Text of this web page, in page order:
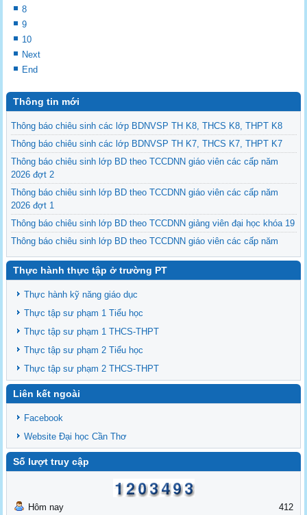
8
9
10
Next
End
Thông tin mới
Thông báo chiêu sinh các lớp BDNVSP TH K8, THCS K8, THPT K8
Thông báo chiêu sinh các lớp BDNVSP TH K7, THCS K7, THPT K7
Thông báo chiêu sinh lớp BD theo TCCDNN giáo viên các cấp năm
2026 đợt 2
Thông báo chiêu sinh lớp BD theo TCCDNN giáo viên các cấp năm
2026 đợt 1
Thông báo chiêu sinh lớp BD theo TCCDNN giảng viên đại học khóa 19
Thông báo chiêu sinh lớp BD theo TCCDNN giáo viên các cấp năm
Thông báo chiêu sinh các lớp BDNVSP TH K6, THCS K6, THPT K6
Thông báo chiêu sinh lớp BD NVSP cấp chứng nhận khóa 4 năm 2025
Thông báo chiêu sinh lớp BD NVSP dạy đại học, cao đẳng, trung cấp
cấp chứng nhận khóa 03
Thông báo tổng khai giảng các lớp BDNVSP TH K5, THCS K5, THPT
K5
Thực hành thực tập ở trường PT
Thực hành kỹ năng giáo dục
Thực tập sư phạm 1 Tiểu học
Thực tập sư phạm 1 THCS-THPT
Thực tập sư phạm 2 Tiểu học
Thực tập sư phạm 2 THCS-THPT
Liên kết ngoài
Facebook
Website Đại học Cần Thơ
Số lượt truy cập
Hôm nay 412